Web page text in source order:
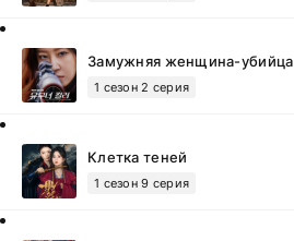
Замужняя женщина-убийца
1 сезон 2 серия
Клетка теней
1 сезон 9 серия